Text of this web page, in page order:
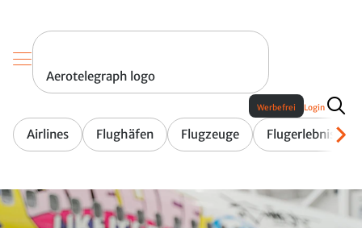
Aerotelegraph logo
Airlines Flughäfen Flugzeuge Flugerlebnis
Werbefrei Login